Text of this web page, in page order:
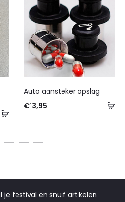
Auto aansteker opslag
€13,95
je festival en snuif artikelen